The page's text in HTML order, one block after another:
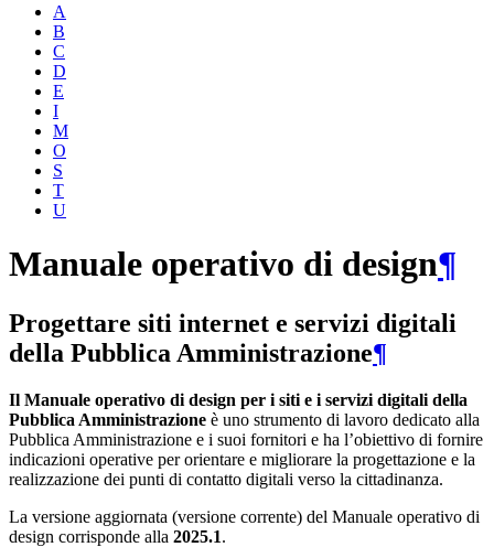
A
B
C
D
E
I
M
O
S
T
U
Manuale operativo di design¶
Progettare siti internet e servizi digitali
della Pubblica Amministrazione¶
Il Manuale operativo di design per i siti e i servizi digitali della
Pubblica Amministrazione è uno strumento di lavoro dedicato alla
Pubblica Amministrazione e i suoi fornitori e ha l’obiettivo di fornire
indicazioni operative per orientare e migliorare la progettazione e la
realizzazione dei punti di contatto digitali verso la cittadinanza.
La versione aggiornata (versione corrente) del Manuale operativo di
design corrisponde alla 2025.1.